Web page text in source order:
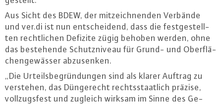
Aus Sicht des BDEW, der mit­zeich­nen­den Verbände
und ver.​di ist nun ent­schei­dend, dass die fest­ge­stell­
ten recht­li­chen Defizite zügig behoben werden, ohne
das be­ste­hen­de Schutz­ni­veau für Grund- und Ober­flä­
chen­ge­wäs­ser ab­zu­sen­ken.
„Die Ur­teils­be­grün­dun­gen sind als klarer Auftrag zu
verstehen, das Dün­ge­recht rechts­staat­lich präzise,
voll­zugs­fest und zugleich wirksam im Sinne des Ge­